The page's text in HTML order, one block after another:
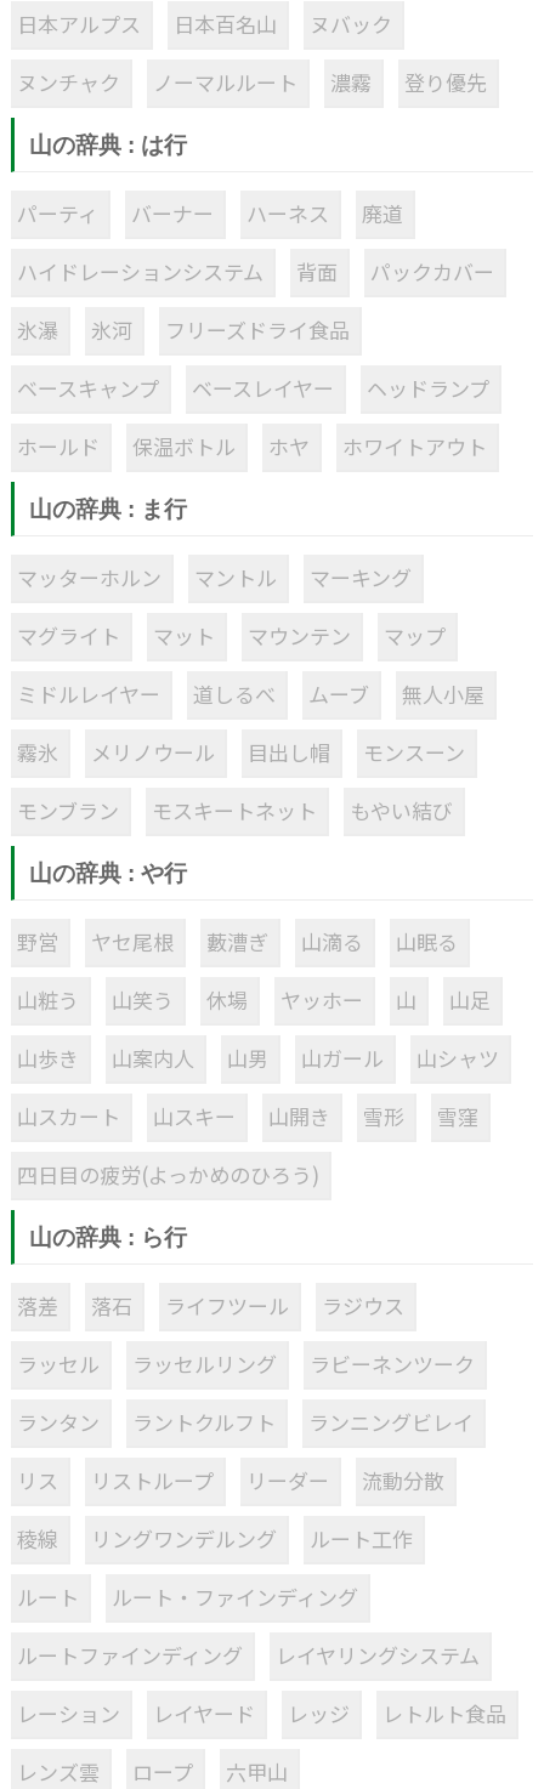
日本アルプス 日本百名山
ヌバック
ヌンチャク
ノーマルルート 濃霧 登り優先
山の辞典 : は行
パーティ バーナー ハーネス
廃道
ハイドレーションシステム
背面
パックカバー
氷瀑
氷河
フリーズドライ食品
ベースキャンプ
ベースレイヤー
ヘッドランプ
ホールド
保温ボトル ホヤ ホワイトアウト
山の辞典 : ま行
マッターホルン マントル
マーキング
マグライト
マット マウンテン
マップ
ミドルレイヤー
道しるべ ムーブ
無人小屋
霧氷
メリノウール 目出し帽
モンスーン
モンブラン
モスキートネット もやい結び
山の辞典 : や行
野営 ヤセ尾根 藪漕ぎ 山滴る
山眠る
山粧う
山笑う 休場 ヤッホー 山
山足
山歩き
山案内人 山男 山ガール
山シャツ
山スカート
山スキー 山開き 雪形
雪窪
四日目の疲労(よっかめのひろう)
山の辞典 : ら行
落差 落石 ライフツール
ラジウス
ラッセル
ラッセルリング
ラビーネンツーク
ランタン
ラントクルフト
ランニングビレイ
リス
リストループ リーダー
流動分散
稜線
リングワンデルング
ルート工作
ルート
ルート・ファインディング
ルートファインディング
レイヤリングシステム
レーション
レイヤード レッジ
レトルト食品
レンズ雲
ロープ 六甲山